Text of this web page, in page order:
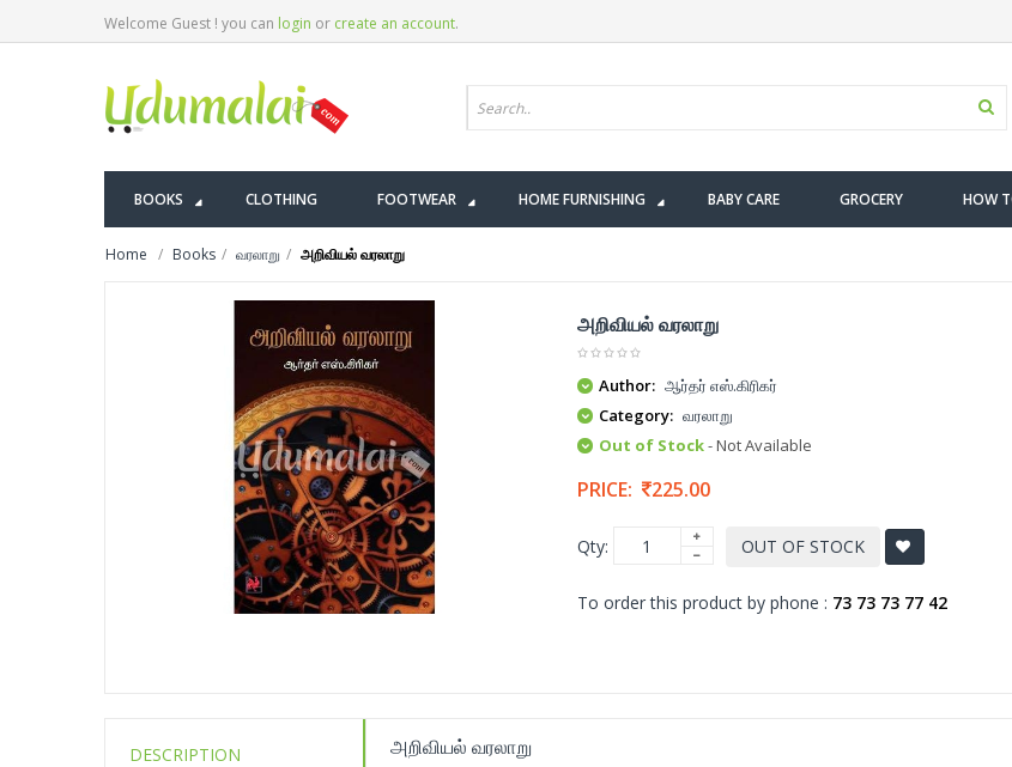
Welcome Guest ! you can login or create an account.
BOOKS CLOTHING FOOTWEAR HOME FURNISHING BABY CARE GROCERY HOW
Home Books வரலாறு அறிவியல் வரலாறு
அறிவியல் வரலாறு
Author: ஆர்தர் எஸ்.கிரிகர்
Category: வரலாறு
Out of Stock- Not Available
PRICE: 225.00
Qty: OUT OF STOCK
To order this product by phone : 73 73 73 77 42
DESCRIPTION அறிவியல் வரலாறு